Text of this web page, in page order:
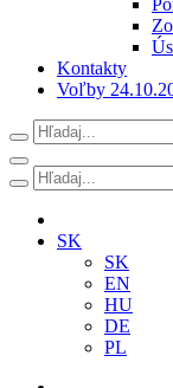
Kontakty
Voľby
SK
SK
EN
HU
DE
PL